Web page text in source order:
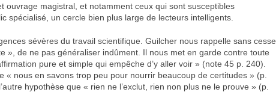
ouvrage magistral, et notamment ceux qui sont susceptibles
spécialisé, un cercle bien plus large de lecteurs intelligents.
sévères du travail scientifique. Guilcher nous rappelle sans cesse
», de ne pas généraliser indûment. Il nous met en garde contre toute
pure et simple qui empêche d’y aller voir » (note 45 p. 240).
« nous en savons trop peu pour nourrir beaucoup de certitudes » (p.
hypothèse que « rien ne l’exclut, rien non plus ne le prouve » (p.